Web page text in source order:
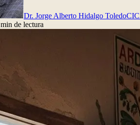
Dr. Jorge Alberto Hidalgo Toledo
min de lectura